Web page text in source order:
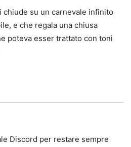
chiude su un carnevale infinito
e che regala una chiusa
poteva esser trattato con toni
Discord per restare sempre